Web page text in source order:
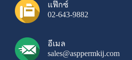
แฟ๊กซ์
02-643-9882
อีเมล
sales@asppermkij.com